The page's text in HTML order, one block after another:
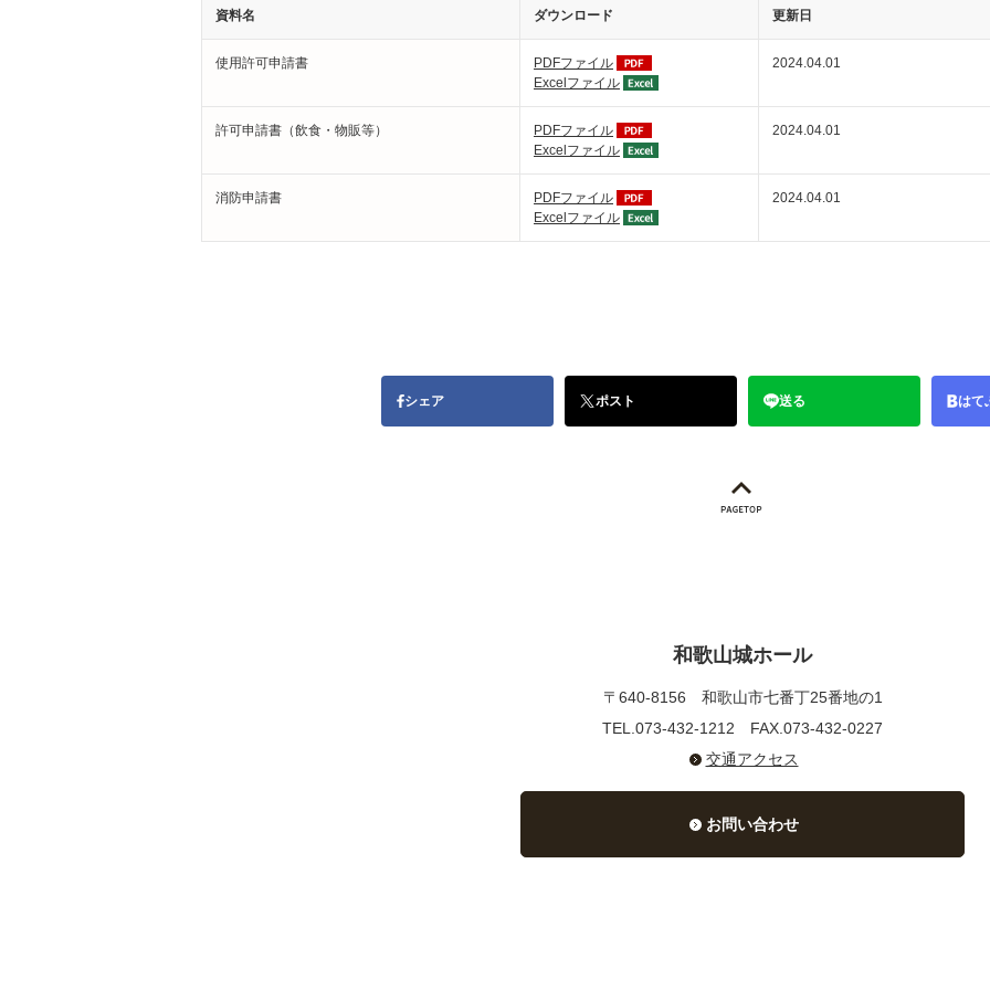
資料名 ダウンロード 更新日
使用許可申請書
PDFファイル
Excelファイル
2024.04.01
許可申請書（飲食・物販等）
PDFファイル
Excelファイル
2024.04.01
消防申請書
PDFファイル
Excelファイル
2024.04.01
シェア ポスト 送る はて
和歌山城ホール
〒640-8156 和歌山市七番丁25番地の1
TEL.073-432-1212 FAX.073-432-0227
交通アクセス
お問い合わせ